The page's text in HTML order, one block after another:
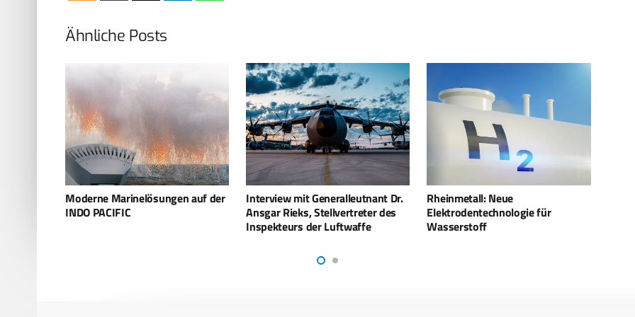
Ähnliche Posts
Interview mit Generalleutnant Dr.
Ansgar Rieks, Stellvertreter des
Rheinmetall: Neue
Elektrodentechnologie für
Wasserstoff
Der wehrtechnische Mittelstand –
Herausforderungen und
Aufgaben in der „Zeitenwende“